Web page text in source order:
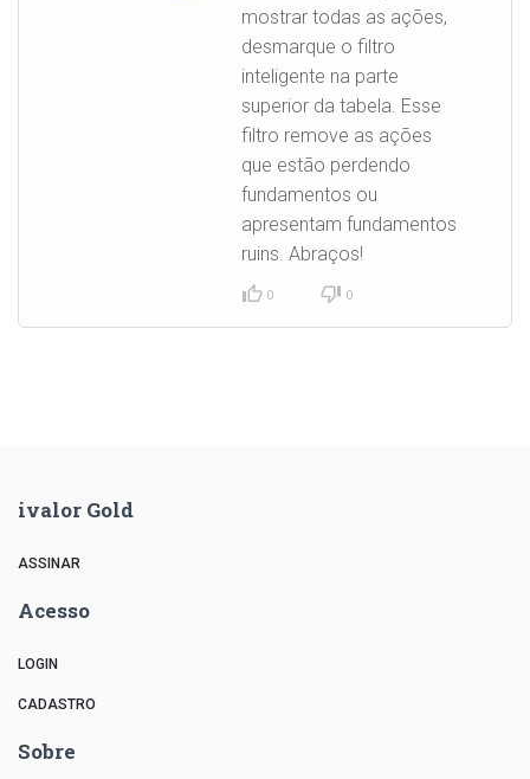
mostrar todas as ações,
desmarque o filtro
inteligente na parte
superior da tabela. Esse
filtro remove as ações
que estão perdendo
fundamentos ou
apresentam fundamentos
ruins. Abraços!
0 0
ivalor Gold
ASSINAR
Acesso
LOGIN
CADASTRO
Sobre